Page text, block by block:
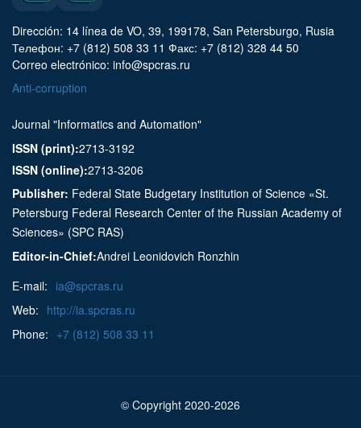
Dirección: 14 línea de VO, 39, 199178, San Petersburgo, Rusia
Телефон: +7 (812) 508 33 11 Факс: +7 (812) 328 44 50
Correo electrónico: info@spcras.ru
Anti-corruption
Journal "Informatics and Automation"
ISSN (print):2713-3192
ISSN (online):2713-3206
Publisher: Federal State Budgetary Institution of Science «St.
Petersburg Federal Research Center of the Russian Academy of
Sciences» (SPC RAS)
Editor-in-Chief:Andrei Leonidovich Ronzhin
E-mail: ia@spcras.ru
Web: http://ia.spcras.ru
Phone: +7 (812) 508 33 11
© Copyright 2020-2026